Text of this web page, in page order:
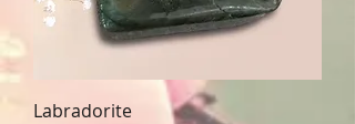
Labradorite